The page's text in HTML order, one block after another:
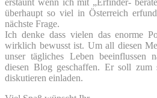
überhaupt so viel in Österreich
nächste Frage.
Ich denke dass vielen das enorme
wirklich bewusst ist. Um all diesen
unser tägliches Leben beeinflussen
diesen Blog geschaffen. Er soll zum
diskutieren einladen.